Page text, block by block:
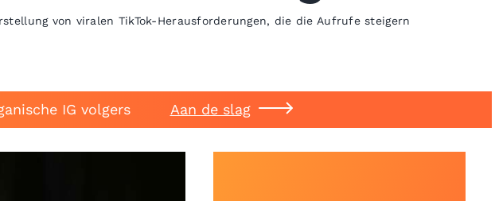
von viralen TikTok-Herausforderungen, die die Aufrufe steigern
IG volgers Aan de slag